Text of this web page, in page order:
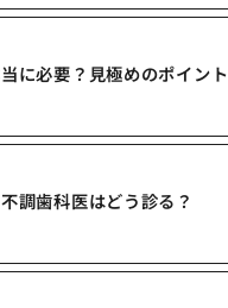
に必要？見極めのポイント
調歯科医はどう診る？